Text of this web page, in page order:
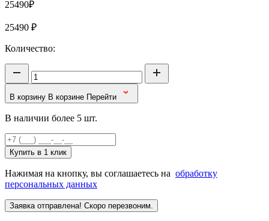
25490₽
25490 ₽
Количество:
В корзину В корзине Перейти
В наличии более 5 шт.
Купить в 1 клик
Нажимая на кнопку, вы соглашаетесь на обработку
персональных данных
Заявка отправлена! Скоро перезвоним.